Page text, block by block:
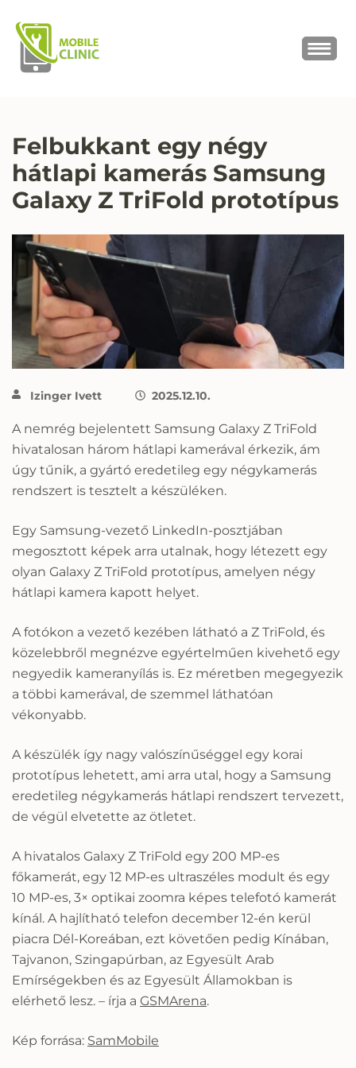
Felbukkant egy négy
hátlapi kamerás Samsung
Galaxy Z TriFold prototípus
Izinger Ivett 2025.12.10.
A nemrég bejelentett Samsung Galaxy Z TriFold
hivatalosan három hátlapi kamerával érkezik, ám
úgy tűnik, a gyártó eredetileg egy négykamerás
rendszert is tesztelt a készüléken.
Egy Samsung-vezető LinkedIn-posztjában
megosztott képek arra utalnak, hogy létezett egy
olyan Galaxy Z TriFold prototípus, amelyen négy
hátlapi kamera kapott helyet.
A fotókon a vezető kezében látható a Z TriFold, és
közelebbről megnézve egyértelműen kivehető egy
negyedik kameranyílás is. Ez méretben megegyezik
a többi kamerával, de szemmel láthatóan
vékonyabb.
A készülék így nagy valószínűséggel egy korai
prototípus lehetett, ami arra utal, hogy a Samsung
eredetileg négykamerás hátlapi rendszert tervezett,
de végül elvetette az ötletet.
A hivatalos Galaxy Z TriFold egy 200 MP-es
főkamerát, egy 12 MP-es ultraszéles modult és egy
10 MP-es, 3× optikai zoomra képes telefotó kamerát
kínál. A hajlítható telefon december 12-én kerül
piacra Dél-Koreában, ezt követően pedig Kínában,
Tajvanon, Szingapúrban, az Egyesült Arab
Emírségekben és az Egyesült Államokban is
elérhető lesz. – írja a GSMArena.
Kép forrása: SamMobile